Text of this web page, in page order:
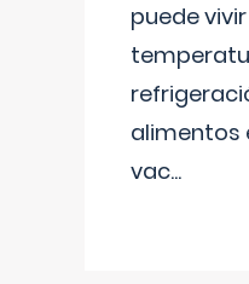
puede
alimentos
vac...